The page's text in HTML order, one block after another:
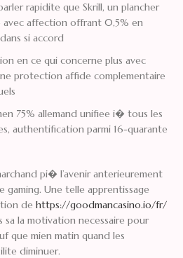
rapidite que Skrill, un plancher
avec affection offrant 0,5% en
si accord
en ce qui concerne plus avec
protection affide complementaire
75% allemand unifiee i� tous les
authentification parmi 16-quarante
pi� l’avenir anterieurement
Une telle apprentissage
de https://goodmancasino.io/fr/
sa la motivation necessaire pour
que mien matin quand les
diminuer.